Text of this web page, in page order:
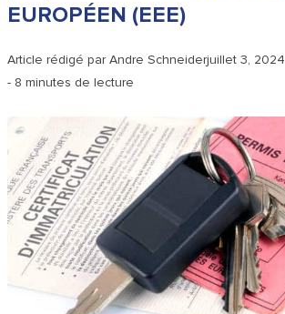
EUROPÉEN (EEE)
Article rédigé parAndre Schneiderjuillet 3, 2024
- 8 minutes de lecture